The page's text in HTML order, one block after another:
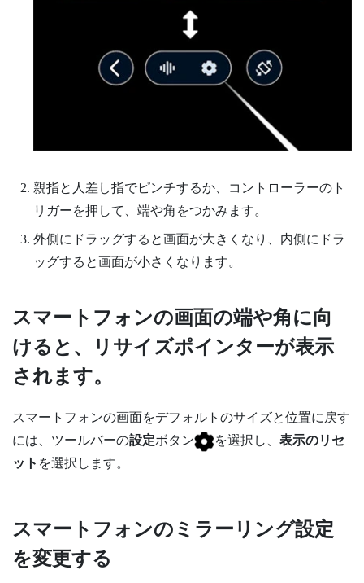
親指と人差し指でピンチするか、コントローラーのト
リガーを押して、端や角をつかみます。
外側にドラッグすると画面が大きくなり、内側にドラ
ッグすると画面が小さくなります。
スマートフォンの画面の端や角に向
けると、リサイズポインターが表示
されます。
スマートフォンの画面をデフォルトのサイズと位置に戻す
には、ツールバーの設定ボタン を選択し、 表示のリセ
ット を選択します。
スマートフォンのミラーリング設定
を変更する